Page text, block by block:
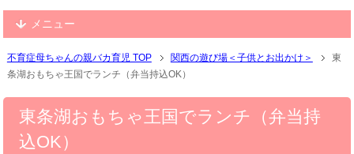
メニュー
不育症母ちゃんの親バカ育児 TOP 関西の遊び場＜子供とお出かけ＞
東
条湖おもちゃ王国でランチ（弁当持込OK）
東条湖おもちゃ王国でランチ（弁当持
込OK）